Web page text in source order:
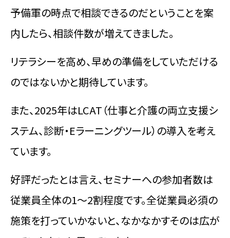
予備軍の時点で相談できるのだということを案
内したら、相談件数が増えてきました。
リテラシーを高め、早めの準備をしていただける
のではないかと期待しています。
また、2025年はLCAT（仕事と介護の両立支援シ
ステム、診断・Eラーニングツール）の導入を考え
ています。
好評だったとは言え、セミナーへの参加者数は
従業員全体の1〜2割程度です。全従業員必須の
施策を打っていかないと、なかなかすそのは広が